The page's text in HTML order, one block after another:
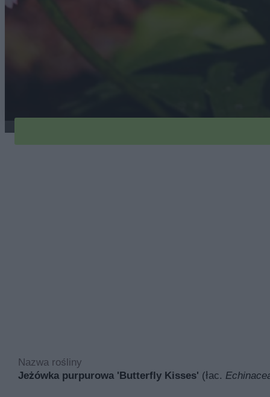
Nazwa rośliny
Jeżówka purpurowa 'Butterfly Kisses' (łac.